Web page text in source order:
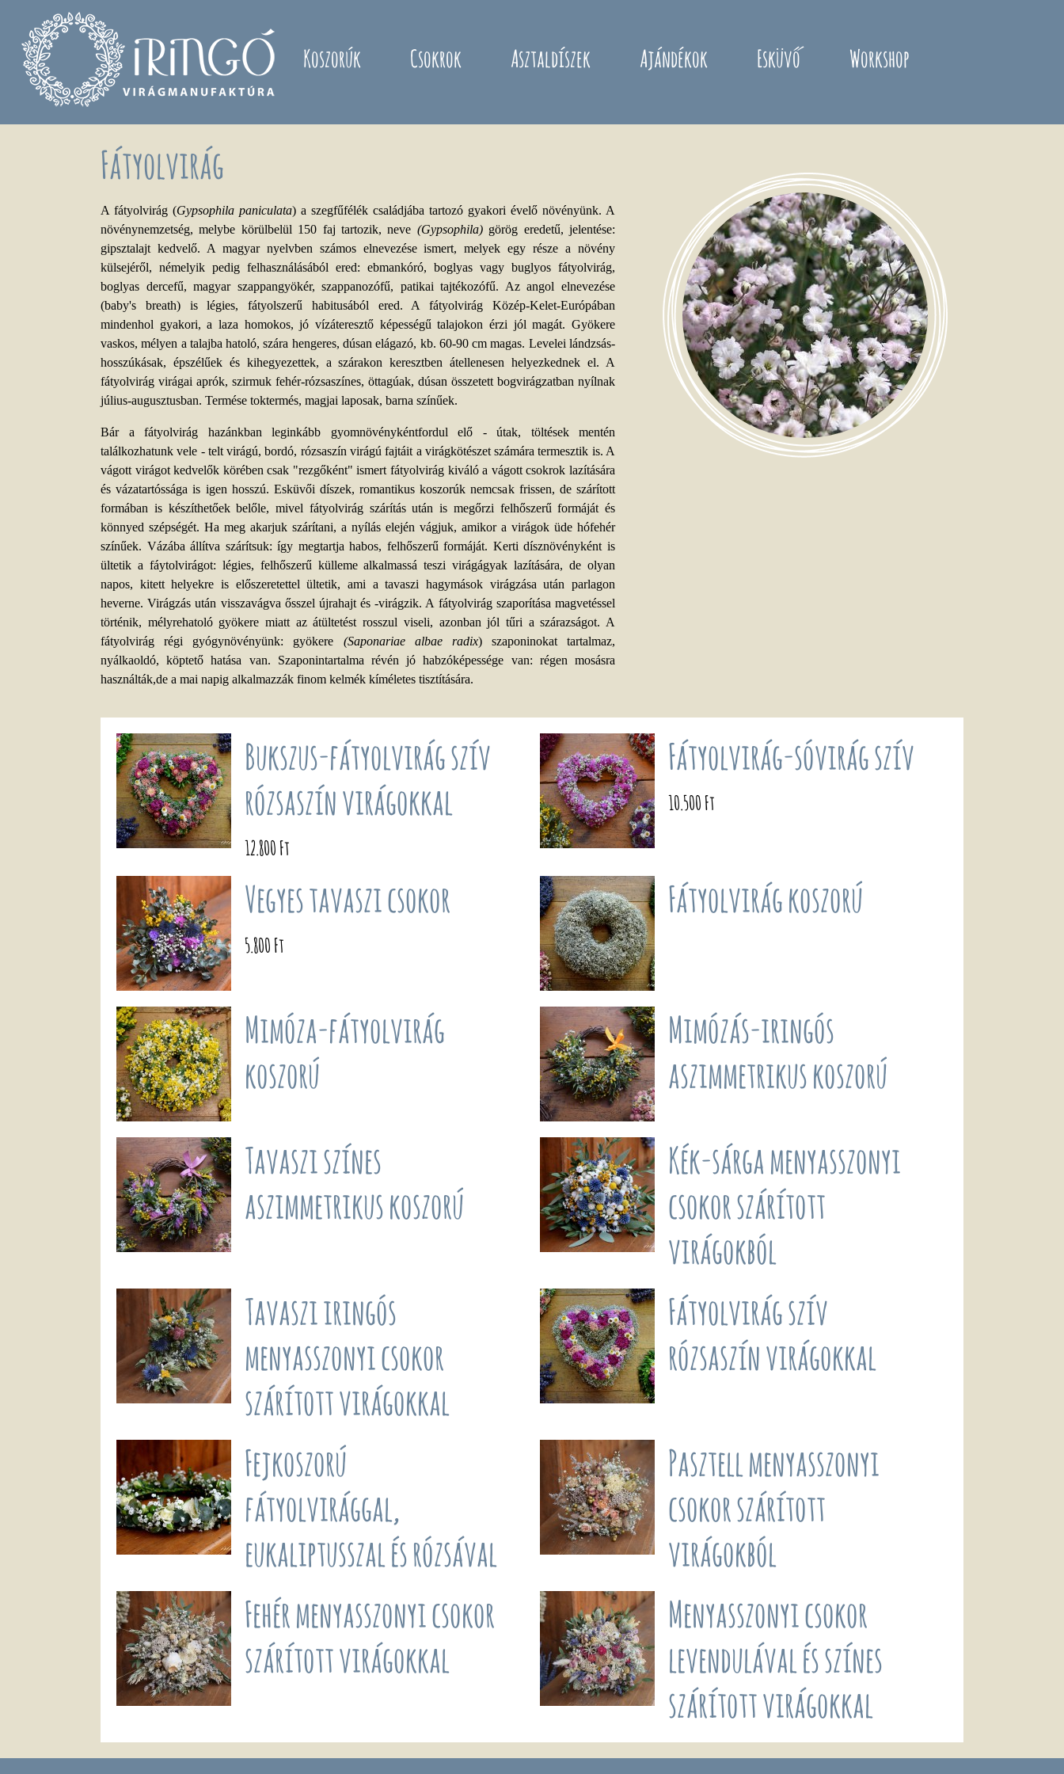
Koszorúk Csokrok Asztaldíszek Ajándékok Esküvő Workshop
Fátyolvirág
A fátyolvirág (Gypsophila paniculata) a szegfűfélék családjába tartozó gyakori évelő növényünk. A
növénynemzetség, melybe körülbelül 150 faj tartozik, neve (Gypsophila)görög eredetű, jelentése:
gipsztalajt kedvelő. A magyar nyelvben számos elnevezése ismert, melyek egy része a növény
külsejéről, némelyik pedig felhasználásából ered: ebmankóró, boglyas vagy buglyos fátyolvirág,
boglyas dercefű, magyar szappangyökér, szappanozófű, patikai tajtékozófű. Az angol elnevezése
(baby's breath) is légies, fátyolszerű habitusából ered. A fátyolvirág Közép-Kelet-Európában
mindenhol gyakori, a laza homokos, jó vízáteresztő képességű talajokon érzi jól magát. Gyökere
vaskos, mélyen a talajba hatoló, szára hengeres, dúsan elágazó, kb. 60-90 cm magas. Levelei lándzsás-
hosszúkásak, épszélűek és kihegyezettek, a szárakon keresztben átellenesen helyezkednek el. A
fátyolvirág virágai aprók, szirmuk fehér-rózsaszínes, öttagúak, dúsan összetett bogvirágzatban nyílnak
július-augusztusban. Termése toktermés, magjai laposak, barna színűek.
Bár a fátyolvirág hazánkban leginkább gyomnövénykéntfordul elő - útak, töltések mentén
találkozhatunk vele - telt virágú, bordó, rózsaszín virágú fajtáit a virágkötészet számára termesztik is. A
vágott virágot kedvelők körében csak "rezgőként" ismert fátyolvirág kiváló a vágott csokrok lazítására
és vázatartóssága is igen hosszú. Esküvői díszek, romantikus koszorúk nemcsak frissen, de szárított
formában is készíthetőek belőle, mivel fátyolvirág szárítás után is megőrzi felhőszerű formáját és
könnyed szépségét. Ha meg akarjuk szárítani, a nyílás elején vágjuk, amikor a virágok üde hófehér
színűek. Vázába állítva szárítsuk: így megtartja habos, felhőszerű formáját. Kerti dísznövényként is
ültetik a fáytolvirágot: légies, felhőszerű külleme alkalmassá teszi virágágyak lazítására, de olyan
napos, kitett helyekre is előszeretettel ültetik, ami a tavaszi hagymások virágzása után parlagon
heverne. Virágzás után visszavágva ősszel újrahajt és -virágzik. A fátyolvirág szaporítása magvetéssel
történik, mélyrehatoló gyökere miatt az átültetést rosszul viseli, azonban jól tűri a szárazságot. A
fátyolvirág régi gyógynövényünk: gyökere (Saponariae albae radix) szaponinokat tartalmaz,
nyálkaoldó, köptető hatása van. Szaponintartalma révén jó habzóképessége van: régen mosásra
használták,de a mai napig alkalmazzák finom kelmék kíméletes tisztítására.
Bukszus-fátyolvirág szív
rózsaszín virágokkal
12.800 Ft
Fátyolvirág-sóvirág szív
10.500 Ft
Vegyes tavaszi csokor
5.800 Ft
Fátyolvirág koszorú
Mimóza-fátyolvirág
koszorú
Mimózás-iringós
aszimmetrikus koszorú
Tavaszi színes
aszimmetrikus koszorú
Kék-sárga menyasszonyi
csokor szárított
virágokból
Tavaszi iringós
menyasszonyi csokor
szárított virágokkal
Fátyolvirág szív
rózsaszín virágokkal
Fejkoszorú
fátyolvirággal,
eukaliptusszal és rózsával
Pasztell menyasszonyi
csokor szárított
virágokból
Fehér menyasszonyi csokor
szárított virágokkal
Menyasszonyi csokor
levendulával és színes
szárított virágokkal